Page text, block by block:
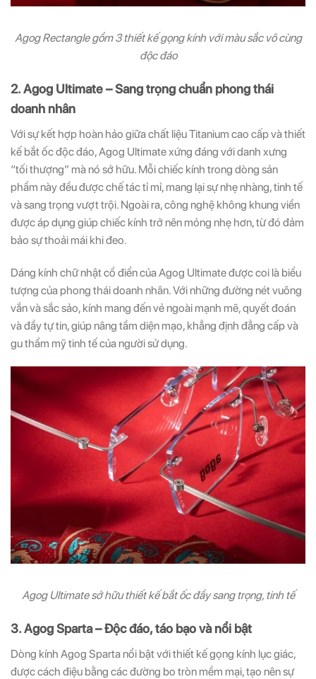
Agog Rectangle gồm 3 thiết kế gọng kính với màu sắc vô cùng
độc đáo
2. Agog Ultimate – Sang trọng chuẩn phong thái
doanh nhân
Với sự kết hợp hoàn hảo giữa chất liệu Titanium cao cấp và thiết
kế bắt ốc độc đáo, Agog Ultimate xứng đáng với danh xưng
“tối thượng” mà nó sở hữu. Mỗi chiếc kính trong dòng sản
phẩm này đều được chế tác tỉ mỉ, mang lại sự nhẹ nhàng, tinh tế
và sang trọng vượt trội. Ngoài ra, công nghệ không khung viền
được áp dụng giúp chiếc kính trở nên mỏng nhẹ hơn, từ đó đảm
bảo sự thoải mái khi đeo.
Dáng kính chữ nhật cổ điển của Agog Ultimate được coi là biểu
tượng của phong thái doanh nhân. Với những đường nét vuông
vắn và sắc sảo, kính mang đến vẻ ngoài mạnh mẽ, quyết đoán
và đầy tự tin, giúp nâng tầm diện mạo, khẳng định đẳng cấp và
gu thẩm mỹ tinh tế của người sử dụng.
Agog Ultimate sở hữu thiết kế bắt ốc đầy sang trọng, tinh tế
3. Agog Sparta – Độc đáo, táo bạo và nổi bật
Dòng kính Agog Sparta nổi bật với thiết kế gọng kính lục giác,
được cách điệu bằng các đường bo tròn mềm mại, tạo nên sự